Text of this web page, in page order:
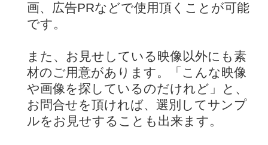
画、広告PRなどで使用頂くことが可能
です。
また、お見せしている映像以外にも素
材のご用意があります。「こんな映像
や画像を探しているのだけれど」と、
お問合せを頂ければ、選別してサンプ
ルをお見せすることも出来ます。